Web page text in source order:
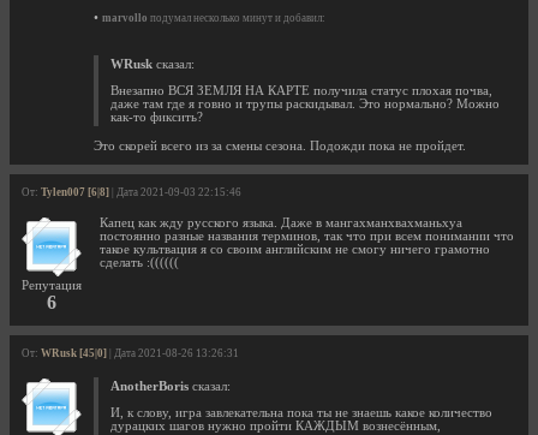
• marvollo подумал несколько минут и добавил:
WRusk сказал:
Внезапно ВСЯ ЗЕМЛЯ НА КАРТЕ получила статус плохая почва,
даже там где я говно и трупы раскидывал. Это нормально? Можно
как-то фиксить?
Это скорей всего из за смены сезона. Подожди пока не пройдет.
От: Tylen007 [6|8] | Дата 2021-09-03 22:15:46
Репутация
6
Капец как жду русского языка. Даже в мангахманхвахманьхуа
постоянно разные названия терминов, так что при всем понимании что
такое культвация я со своим английским не смогу ничего грамотно
сделать :((((((
От: WRusk [45|0] | Дата 2021-08-26 13:26:31
AnotherBoris сказал:
И, к слову, игра завлекательна пока ты не знаешь какое количество
дурацких шагов нужно пройти КАЖДЫМ вознесённым,